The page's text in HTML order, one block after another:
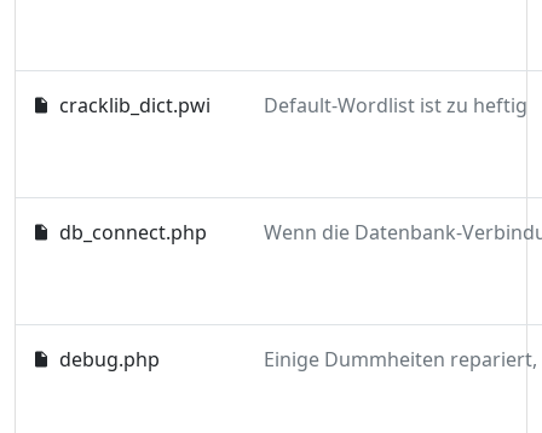
cracklib_dict.pwi Default-Wordlist ist zu heftig
db_connect.php
debug.php